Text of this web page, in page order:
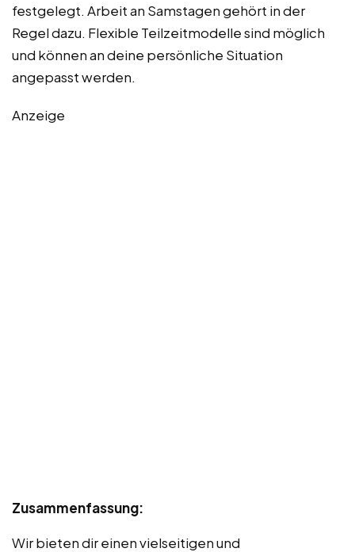
festgelegt. Arbeit an Samstagen gehört in der
Regel dazu. Flexible Teilzeitmodelle sind möglich
und können an deine persönliche Situation
angepasst werden.
Anzeige
Zusammenfassung:
Wir bieten dir einen vielseitigen und